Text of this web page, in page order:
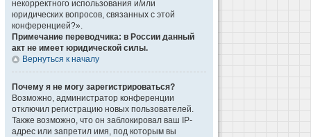
некорректного использования и/или
юридических вопросов, связанных с этой
конференцией?».
Примечание переводчика: в России данный
акт не имеет юридической силы.
Вернуться к началу
Почему я не могу зарегистрироваться?
Возможно, администратор конференции
отключил регистрацию новых пользователей.
Также возможно, что он заблокировал ваш IP-
адрес или запретил имя, под которым вы